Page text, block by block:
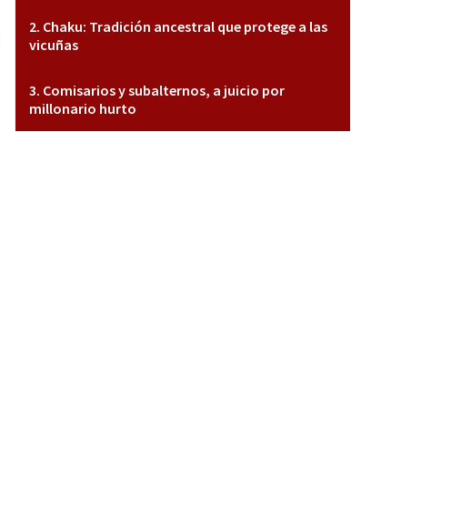
Chaku: Tradición ancestral que protege a las
vicuñas
Comisarios y subalternos, a juicio por
millonario hurto